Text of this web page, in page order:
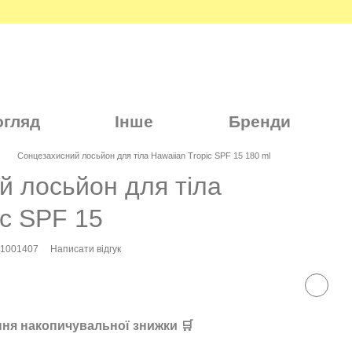
Інше Бренди
Сонцезахисний лосьйон для тіла Hawaiian Tropic SPF 15 180 ml
лосьйон для тіла
SPF 15
Написати відгук
накопичувальної знижки 🛒